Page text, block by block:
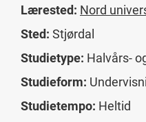
Lærested: Nord
Sted: Stjørdal
Studietype: Halvårs-
Studieform:
Studietempo: Heltid